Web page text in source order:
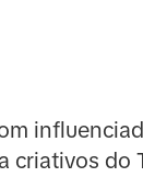
criativos do